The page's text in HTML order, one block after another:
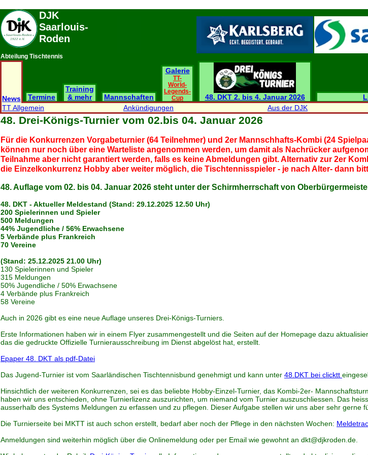
DJK
Saarlouis-
Roden
Abteilung Tischtennis
News Termine
Training
& mehr
Mannschaften
Galerie
TT-
World-
Legends-
Cup
48. DKT 2. bis 4. Januar 2026
TT Allgemein
Ankündigungen Aus der DJK
48. Drei-Königs-Turnier vom 02.bis 04. Januar 2026
Für die Konkurrenzen Vorgabeturnier (64 Teilnehmer) und 2er Mannschhafts-Kombi (24
können nur noch über eine Warteliste angenommen werden, um damit als Nachrücker
Teilnahme aber nicht garantiert werden, falls es keine Abmeldungen gibt. Alternativ zur 2er
die Einzelkonkurrenz Hobby aber weiter möglich, die Tischtennisspieler - je nach Alter- dann
48. Auflage vom 02. bis 04. Januar 2026 steht unter der Schirmherrschaft von
48. DKT - Aktueller Meldestand (Stand: 29.12.2025 12.50 Uhr)
200 Spielerinnen und Spieler
500 Meldungen
44% Jugendliche / 56% Erwachsene
5 Verbände plus Frankreich
70 Vereine
(Stand: 25.12.2025 21.00 Uhr)
130 Spielerinnen und Spieler
315 Meldungen
50% Jugendliche / 50% Erwachsene
4 Verbände plus Frankreich
58 Vereine
Auch in 2026 gibt es eine neue Auflage unseres Drei-Königs-Turniers.
Erste Informationen haben wir in einem Flyer zusammengestellt und die Seiten auf der Homepage dazu
das die gedruckte Offizielle Turnierausschreibung im Dienst abgelöst hat, erstellt.
Epaper 48. DKT als pdf-Datei
Das Jugend-Turnier ist vom Saarländischen Tischtennisbund genehmigt und kann unter 48.DKT bei clicktt
Hinsichtlich der weiteren Konkurrenzen, sei es das beliebte Hobby-Einzel-Turnier, das Kombi-2er-
haben wir uns entschieden, ohne Turnierlizenz auszurichten, um niemand vom Turnier auszuschliessen. Das
ausserhalb des Systems Meldungen zu erfassen und zu pflegen. Dieser Aufgabe stellen wir uns aber sehr gerne
Die Turnierseite bei MKTT ist auch schon erstellt, bedarf aber noch der Pflege in den nächsten Wochen:
Anmeldungen sind weiterhin möglich über die Onlinemeldung oder per Email wie gewohnt an dkt@djkroden.de.